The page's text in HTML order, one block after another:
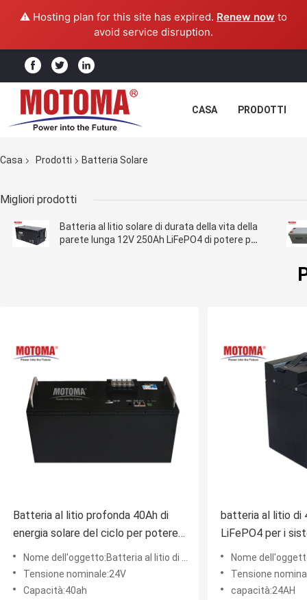
⚠️ Hosting plan for this site has expired. Renew now to
avoid service disruption.
CASA PRODOTTI
Casa Prodotti Batteria Solare
Migliori prodotti
Batteria al litio solare di durata della vita della
parete lunga 12V 250Ah LiFePO4 di potere per
Batteria al litio profonda 40Ah di
energia solare del ciclo per potere
di sostegno di UPS
Nome dell'oggetto:Batteria al litio di energia solare
Tensione nominale:24V
Capacità:40ah
batteria al litio di
LiFePO4 per i
Communication
Nome
Tensione
capacità:24AH